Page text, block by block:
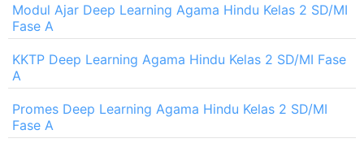
Modul Ajar Deep Learning Agama Hindu Kelas 2 SD/MI
Fase A
KKTP Deep Learning Agama Hindu Kelas 2 SD/MI Fase
A
Promes Deep Learning Agama Hindu Kelas 2 SD/MI
Fase A